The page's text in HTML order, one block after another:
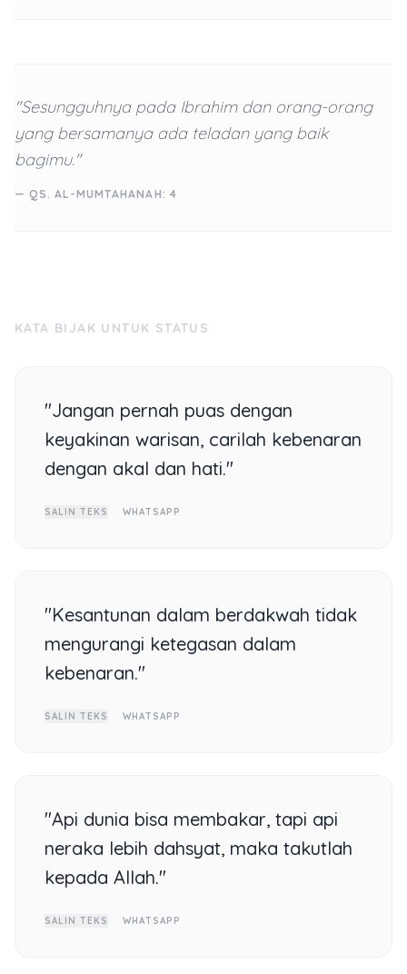
"Sesungguhnya pada Ibrahim dan orang-orang
yang bersamanya ada teladan yang baik
bagimu."
— QS. AL-MUMTAHANAH: 4
KATA BIJAK UNTUK STATUS
"Jangan pernah puas dengan
keyakinan warisan, carilah kebenaran
dengan akal dan hati."
SALIN TEKS WHATSAPP
"Kesantunan dalam berdakwah tidak
mengurangi ketegasan dalam
kebenaran."
SALIN TEKS WHATSAPP
"Api dunia bisa membakar, tapi api
neraka lebih dahsyat, maka takutlah
kepada Allah."
SALIN TEKS WHATSAPP